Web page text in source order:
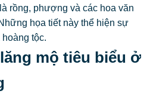
rồng, phượng và các hoa văn
họa tiết này thể hiện sự
tộc.
mộ tiêu biểu ở